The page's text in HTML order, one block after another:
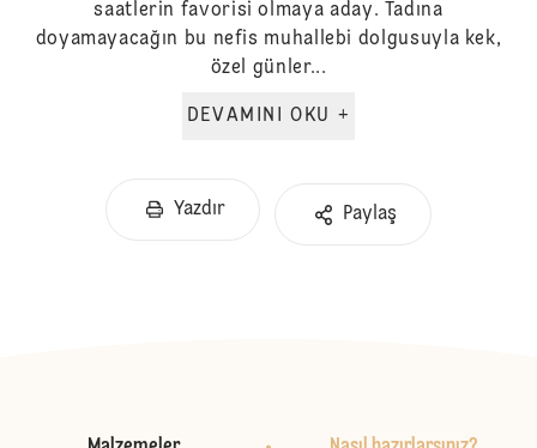
saatlerin favorisi olmaya aday. Tadına
doyamayacağın bu nefis muhallebi dolgusuyla kek,
özel günler...
DEVAMINI OKU +
Yazdır Paylaş